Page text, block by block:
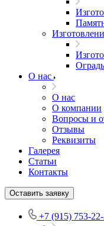
О нас
О нас
О компании
Вопросы и
Отзывы
Реквизиты
Галерея
Статьи
Контакты
Оставить заявку
+7 (915) 753-